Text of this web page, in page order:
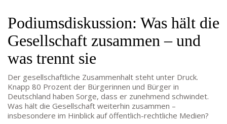
Podiumsdiskussion: Was hält die
Gesellschaft zusammen – und
was trennt sie
Der gesellschaftliche Zusammenhalt steht unter Druck.
Knapp 80 Prozent der Bürgerinnen und Bürger in
Deutschland haben Sorge, dass er zunehmend schwindet.
Was hält die Gesellschaft weiterhin zusammen –
insbesondere im Hinblick auf öffentlich-rechtliche Medien?